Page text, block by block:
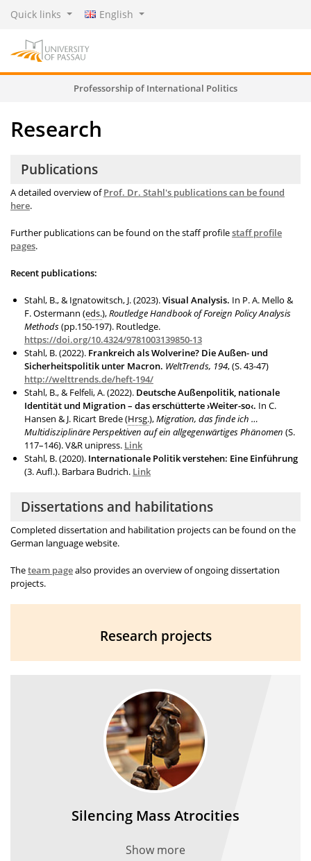
Quick links English
Professorship of International Politics
Research
Publications
A detailed overview ofProf. Dr. Stahl's publications can be found
here.
Further publications can be found on the staff profilestaff profile
pages.
Recent publications:
Stahl, B., & Ignatowitsch, J. (2023).Visual Analysis. In P. A. Mello &
F. Ostermann (eds.),Routledge Handbook of Foreign Policy Analysis
Methods(pp.150-197). Routledge.
https://doi.org/10.4324/9781003139850-13
Stahl, B. (2022). Frankreich als Wolverine? Die Außen- und
Sicherheitspolitik unter Macron. WeltTrends, 194, (S. 43-47)
http://welttrends.de/heft-194/
Stahl, B., & Felfeli, A. (2022). Deutsche Außenpolitik, nationale
Identität und Migration – das erschütterte ›Weiter-so‹. In C.
Hansen & J. Ricart Brede (Hrsg.),Migration, das finde ich …
Multidisziplinäre Perspektiven auf ein allgegenwärtiges Phänomen (S.
117–146). V&R unipress. Link
Stahl, B. (2020). Internationale Politik verstehen: Eine Einführung
(3. Aufl.). Barbara Budrich. Link
Dissertations and habilitations
Completed dissertation and habilitation projects can be found on the
German language website.
Theteam pagealso provides an overview of ongoing dissertation
projects.
Research projects
Silencing Mass Atrocities
Show more